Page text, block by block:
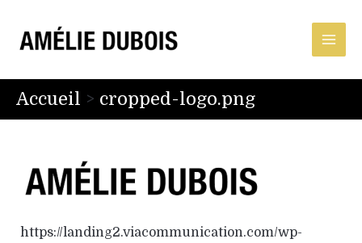
Accueil cropped-logo.png
https://landing2.viacommunication.com/wp-